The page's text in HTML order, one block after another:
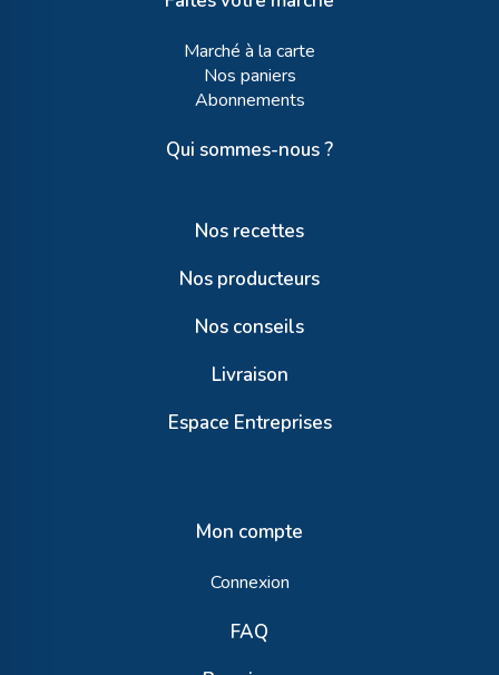
Marché à la carte
Nos paniers
Abonnements
Qui sommes-nous ?
Nos recettes
Nos producteurs
Nos conseils
Livraison
Espace Entreprises
Mon compte
Connexion
FAQ